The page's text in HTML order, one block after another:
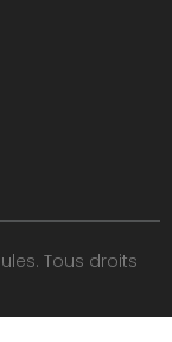
Tous droits